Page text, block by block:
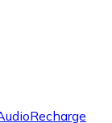
Recharge